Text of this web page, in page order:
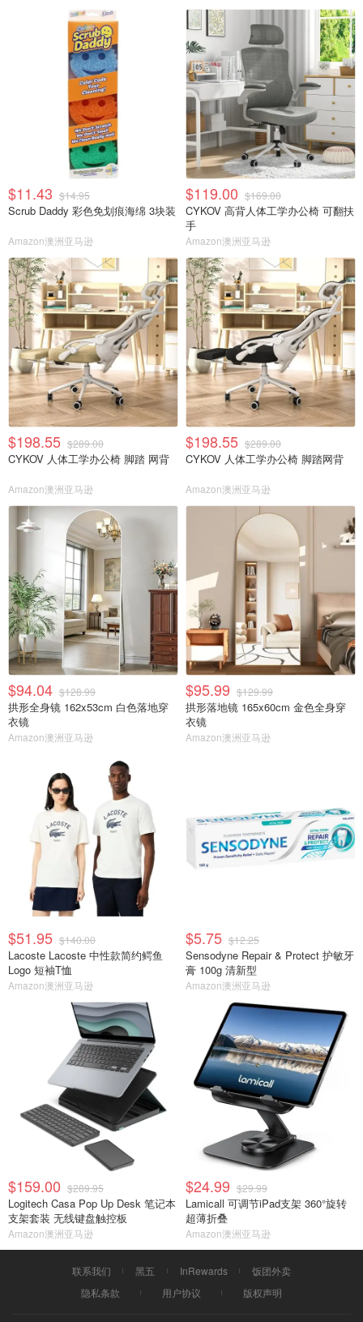
$11.43 $14.95
Scrub Daddy 彩色免划痕海绵 3块装
Amazon澳洲亚马逊
$119.00 $169.00
CYKOV 高背人体工学办公椅 可翻扶
手
Amazon澳洲亚马逊
$198.55 $289.00
CYKOV 人体工学办公椅 脚踏 网背
Amazon澳洲亚马逊
$198.55 $289.00
CYKOV 人体工学办公椅 脚踏网背
Amazon澳洲亚马逊
$94.04 $128.99
拱形全身镜 162x53cm 白色落地穿
衣镜
Amazon澳洲亚马逊
$95.99 $129.99
拱形落地镜 165x60cm 金色全身穿
衣镜
Amazon澳洲亚马逊
$51.95 $140.00
Lacoste Lacoste 中性款简约鳄鱼
Logo 短袖T恤
Amazon澳洲亚马逊
$5.75 $12.25
Sensodyne Repair & Protect 护敏牙
膏 100g 清新型
Amazon澳洲亚马逊
$159.00 $289.95
Logitech Casa Pop Up Desk 笔记本
支架套装 无线键盘触控板
Amazon澳洲亚马逊
$24.99 $29.99
Lamicall 可调节iPad支架 360°旋转
超薄折叠
Amazon澳洲亚马逊
联系我们 黑五 InRewards
饭团外卖
隐私条款
用户协议 版权声明